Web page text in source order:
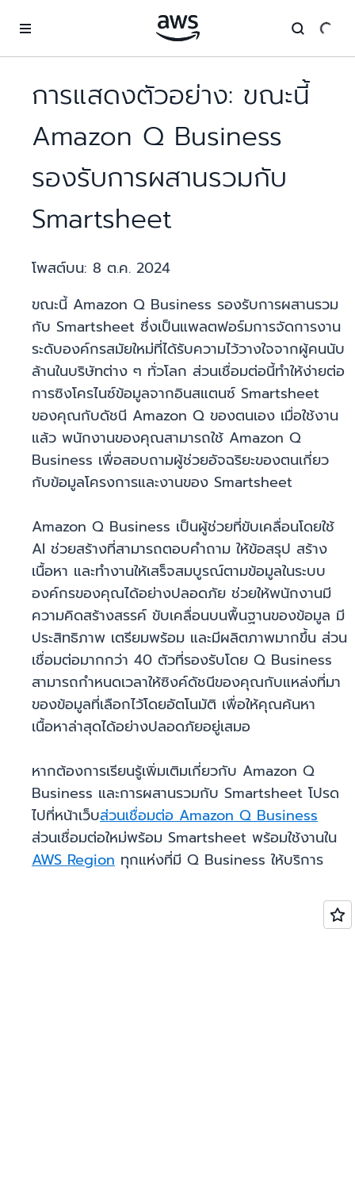
การแสดงตัวอย่าง: ขณะนี้
Amazon Q Business
รองรับการผสานรวมกับ
Smartsheet
โพสต์บน: 8 ต.ค. 2024
ขณะนี้ Amazon Q Business รองรับการผสานรวม
กับ Smartsheet ซึ่งเป็นแพลตฟอร์มการจัดการงาน
ระดับองค์กรสมัยใหม่ที่ได้รับความไว้วางใจจากผู้คนนับ
ล้านในบริษัทต่าง ๆ ทั่วโลก ส่วนเชื่อมต่อนี้ทำให้ง่ายต่อ
การซิงโครไนซ์ข้อมูลจากอินสแตนซ์ Smartsheet
ของคุณกับดัชนี Amazon Q ของตนเอง เมื่อใช้งาน
แล้ว พนักงานของคุณสามารถใช้ Amazon Q
Business เพื่อสอบถามผู้ช่วยอัจฉริยะของตนเกี่ยว
กับข้อมูลโครงการและงานของ Smartsheet
Amazon Q Business เป็นผู้ช่วยที่ขับเคลื่อนโดยใช้
AI ช่วยสร้างที่สามารถตอบคำถาม ให้ข้อสรุป สร้าง
เนื้อหา และทำงานให้เสร็จสมบูรณ์ตามข้อมูลในระบบ
องค์กรของคุณได้อย่างปลอดภัย ช่วยให้พนักงานมี
ความคิดสร้างสรรค์ ขับเคลื่อนบนพื้นฐานของข้อมูล มี
ประสิทธิภาพ เตรียมพร้อม และมีผลิตภาพมากขึ้น ส่วน
เชื่อมต่อมากกว่า 40 ตัวที่รองรับโดย Q Business
สามารถกำหนดเวลาให้ซิงค์ดัชนีของคุณกับแหล่งที่มา
ของข้อมูลที่เลือกไว้โดยอัตโนมัติ เพื่อให้คุณค้นหา
เนื้อหาล่าสุดได้อย่างปลอดภัยอยู่เสมอ
หากต้องการเรียนรู้เพิ่มเติมเกี่ยวกับ Amazon Q
Business และการผสานรวมกับ Smartsheet โปรด
ไปที่หน้าเว็บส่วนเชื่อมต่อ Amazon Q Business
ส่วนเชื่อมต่อใหม่พร้อม Smartsheet พร้อมใช้งานใน
AWS Region ทุกแห่งที่มี Q Business ให้บริการ